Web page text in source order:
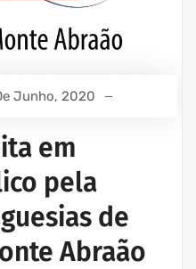
Junho, 2020
em
pela
de
Abraão